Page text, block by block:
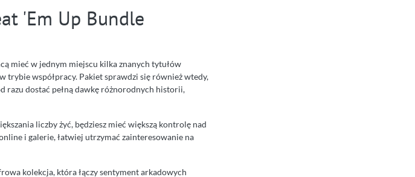
'Em Up Bundle
mieć w jednym miejscu kilka znanych tytułów
trybie współpracy. Pakiet sprawdzi się również wtedy,
razu dostać pełną dawkę różnorodnych historii,
liczby żyć, będziesz mieć większą kontrolę nad
i galerie, łatwiej utrzymać zainteresowanie na
kolekcja, która łączy sentyment arkadowych